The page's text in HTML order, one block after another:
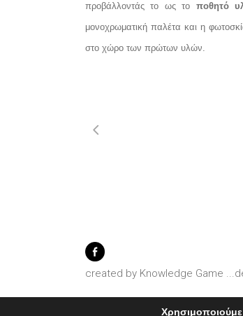
προβάλλοντάς το ως το ποθητό
μονοχρωματική παλέτα και η
στο χώρο των πρώτων υλών.
created by Knowledge Game